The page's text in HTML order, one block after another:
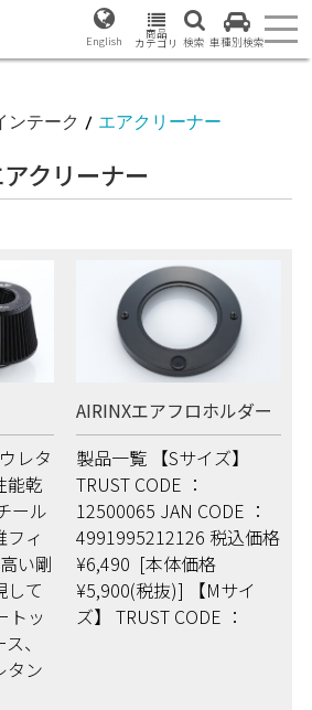
English 商品
カテゴリ 検索 車種別検索
ンテーク / エアクリーナー
クリーナー
レタ
能乾
ール
フィ
い剛
して
トッ
、
タン
AIRINXエアフロホルダー
製品一覧 【Sサイズ】
TRUST CODE ：
12500065 JAN CODE ：
4991995212126 税込価格
¥6,490 [本体価格
¥5,900(税抜)] 【Mサイ
ズ】 TRUST CODE ：